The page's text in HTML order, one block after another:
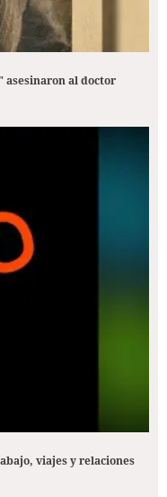
asesinaron al doctor
viajes y relaciones